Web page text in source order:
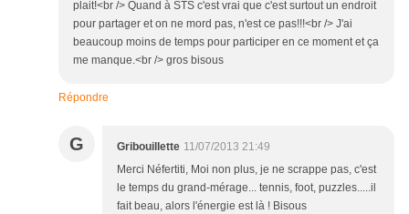
plait!<br /> Quand à STS c'est vrai que c'est surtout un endroit
pour partager et on ne mord pas, n'est ce pas!!!<br /> J'ai
beaucoup moins de temps pour participer en ce moment et ça
me manque.<br /> gros bisous
Répondre
G Gribouillette 11/07/2013 21:49
Merci Néfertiti, Moi non plus, je ne scrappe pas, c'est
le temps du grand-mérage... tennis, foot, puzzles.....il
fait beau, alors l'énergie est là ! Bisous